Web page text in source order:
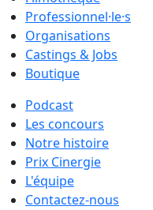
Professionnel·le·s
Organisations
Castings & Jobs
Boutique
Podcast
Les concours
Notre histoire
Prix Cinergie
L'équipe
Contactez-nous